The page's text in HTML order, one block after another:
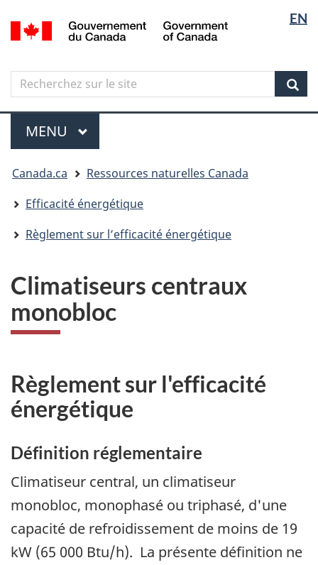
Aller
au
principal
Skip
to
government"
Passer
à
version
simplifiée
langue
EN
Canada
Search
Recherchez
sur
le
site
Menu
MENU PRINCIPAL
êtes
ici
Canada.ca
Ressources naturelles Canada
Efficacité énergétique
Règlement sur l’efficacité énergétique
Climatiseurs centraux
monobloc
Règlement sur l'efficacité
énergétique
Définition réglementaire
Climatiseur central, un climatiseur
monobloc, monophasé ou triphasé, d'une
capacité de refroidissement de moins de 19
kW (65 000 Btu/h). La présente définition ne